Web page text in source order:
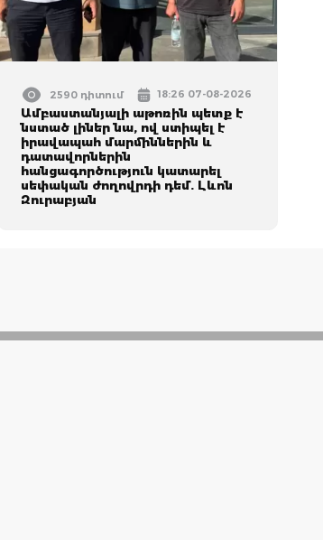
2590 դիտում 18:26 07-08-2026
Ամբաստանյալի աթոռին պետք է
նստած լիներ նա, ով ստիպել է
իրավապահ մարմիններին և
դատավորներին
հանցագործություն կատարել
սեփական ժողովրդի դեմ. Լևոն
Զուրաբյան